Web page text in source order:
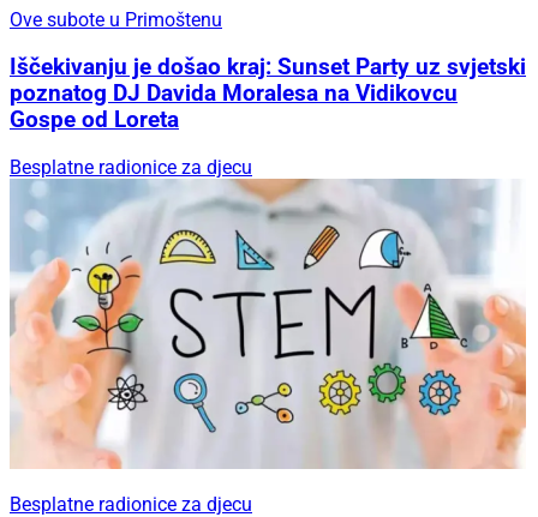
Ove subote u Primoštenu
Iščekivanju je došao kraj: Sunset Party uz svjetski
poznatog DJ Davida Moralesa na Vidikovcu
Gospe od Loreta
Besplatne radionice za djecu
Besplatne radionice za djecu